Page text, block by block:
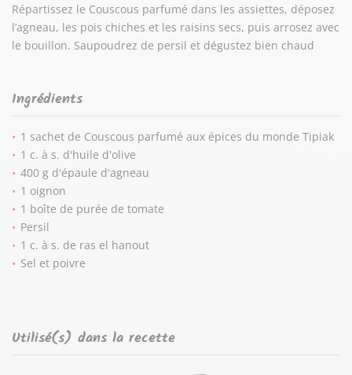
Répartissez le Couscous parfumé dans les assiettes, déposez
l’agneau, les pois chiches et les raisins secs, puis arrosez avec
le bouillon. Saupoudrez de persil et dégustez bien chaud
Ingrédients
1 sachet de Couscous parfumé aux épices du monde Tipiak
1 c. à s. d'huile d'olive
400 g d'épaule d'agneau
1 oignon
1 boîte de purée de tomate
Persil
1 c. à s. de ras el hanout
Sel et poivre
Utilisé(s) dans la recette